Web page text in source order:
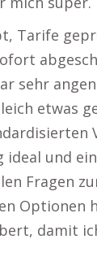
Tarife
sehr
etwas
ideal und
Fragen
Optionen
damit